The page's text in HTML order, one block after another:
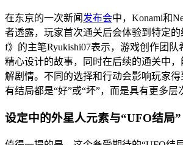
在东京的一次新闻 发布会中，Konami和
者透露，玩家首次通关后会体验到特定
f》的主笔Ryukishi07表示，游戏创作团
精心设计的故事，同时在后续的通关中
解剧情。不同的选择和行动会影响玩家
有结局都是“好”或“坏”，而是具有更多层
设定中的外星人元素与“UFO结局”